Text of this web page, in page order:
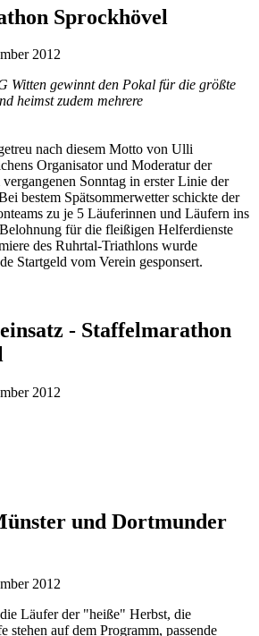
Sprockhövel
2012
Witten gewinnt den Pokal für die größte
heimst zudem mehrere
nach diesem Motto von Ulli
Organisator und Moderatur der
Sonntag in erster Linie der
bestem Spätsommerwetter schickte der
zu je 5 Läuferinnen und Läufern ins
für die fleißigen Helferdienste
des Ruhrtal-Triathlons wurde
Startgeld vom Verein gesponsert.
- Staffelmarathon
2012
und Dortmunder
2012
Läufer der "heiße" Herbst, die
stehen auf dem Programm, passende